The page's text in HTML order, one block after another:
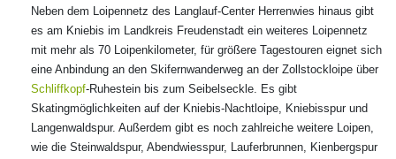
Neben dem Loipennetz des Langlauf-Center Herrenwies hinaus gibt
es am Kniebis im Landkreis Freudenstadt ein weiteres Loipennetz
mit mehr als 70 Loipenkilometer, für größere Tagestouren eignet sich
eine Anbindung an den Skifernwanderweg an der Zollstockloipe über
Schliffkopf-Ruhestein bis zum Seibelseckle. Es gibt
Skatingmöglichkeiten auf der Kniebis-Nachtloipe, Kniebisspur und
Langenwaldspur. Außerdem gibt es noch zahlreiche weitere Loipen,
wie die Steinwaldspur, Abendwiesspur, Lauferbrunnen, Kienbergspur